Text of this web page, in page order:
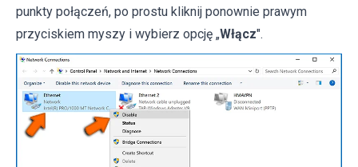
punkty połączeń, po prostu kliknij ponownie prawym
przyciskiem myszy i wybierz opcję „Włącz".